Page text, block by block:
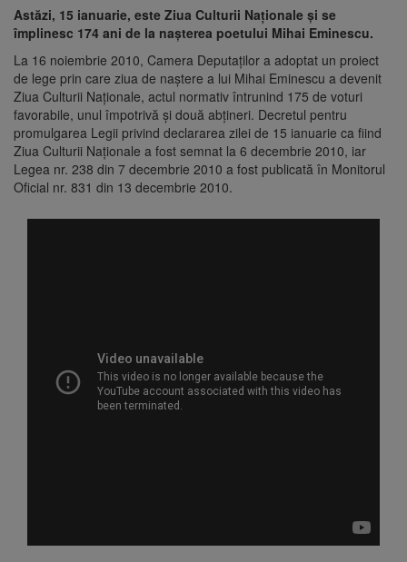
Astăzi, 15 ianuarie, este Ziua Culturii Naționale și se
împlinesc 174 ani de la nașterea poetului Mihai Eminescu.
La 16 noiembrie 2010, Camera Deputaţilor a adoptat un proiect
de lege prin care ziua de naştere a lui Mihai Eminescu a devenit
Ziua Culturii Naţionale, actul normativ întrunind 175 de voturi
favorabile, unul împotrivă şi două abţineri. Decretul pentru
promulgarea Legii privind declararea zilei de 15 ianuarie ca fiind
Ziua Culturii Naţionale a fost semnat la 6 decembrie 2010, iar
Legea nr. 238 din 7 decembrie 2010 a fost publicată în Monitorul
Oficial nr. 831 din 13 decembrie 2010.